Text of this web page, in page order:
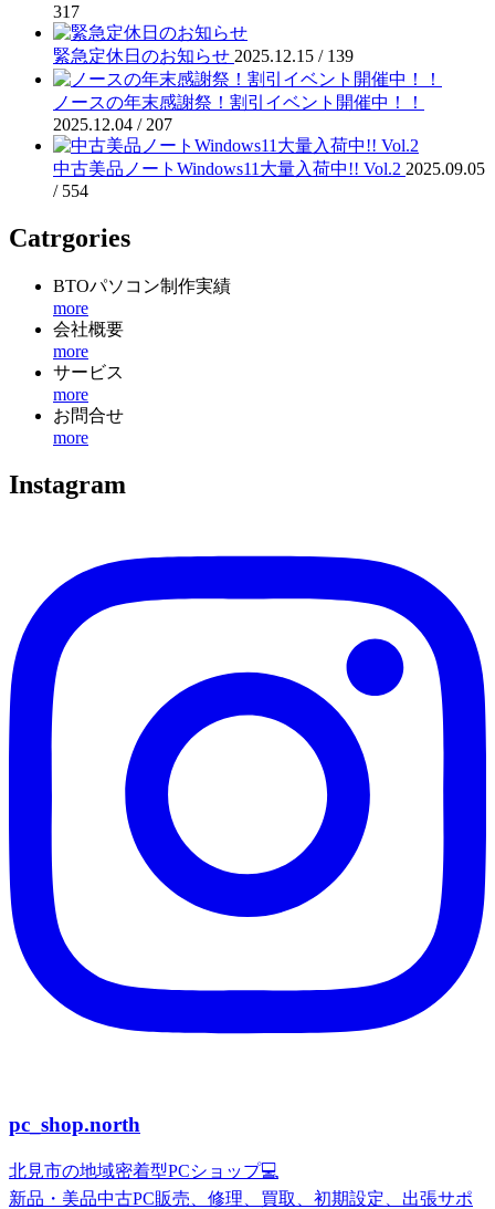
317
緊急定休日のお知らせ 2025.12.15 / 139
ノースの年末感謝祭！割引イベント開催中！！
2025.12.04 / 207
中古美品ノートWindows11大量入荷中!! Vol.2 2025.09.05
/ 554
Catrgories
BTOパソコン制作実績
more
会社概要
more
サービス
more
お問合せ
more
Instagram
pc_shop.north
北見市の地域密着型PCショップ💻
新品・美品中古PC販売、修理、買取、初期設定、出張サポ